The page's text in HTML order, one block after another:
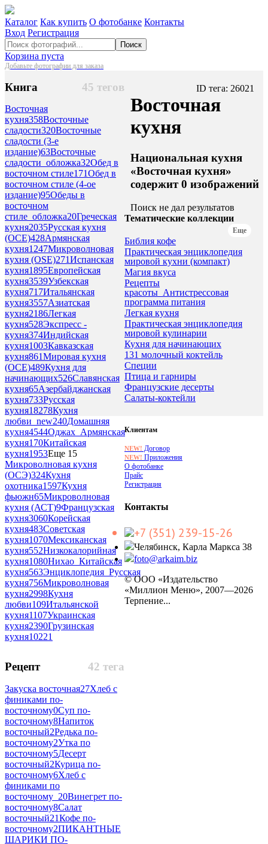
Каталог Как купить О фотобанке Контакты
Вход Регистрация
Поиск
Корзина пуста
Добавьте фотографии для заказа
45 тегов
Книга
Восточная
кухня358Восточные
сладости320Восточные
сладости (3-е
издание)63Восточные
сладости_обложка32Обед в
восточном стиле171Обед в
восточном стиле (4-ое
издание)95Обеды в
восточном
стиле_обложка20Греческая
кухня2035Русская кухня
(ОСЕ)428Армянская
кухня1247Микроволновая
кухня (OSE)271Испанская
кухня1895Европейская
кухня3539Узбекская
кухня717Итальянская
кухня3557Азиатская
кухня2186Легкая
кухня528Экспресс -
кухня374Индийская
кухня1003Кавказская
кухня861Мировая кухня
(ОСЕ)489Кухня для
начинающих526Славянская
кухня65Азербайджанская
кухня733Русская
кухня18278Кухня
любви_new240Домашняя
кухня4544Оджах_Армянская
кухня170Китайская
кухня1953Еще 15
Микроволновая кухня
(ОСЭ)324Кухня
охотника1597Кухня
фьюжн65Микроволновая
кухня (АСТ)9Французская
кухня3060Корейская
кухня483Советская
кухня1070Мексиканская
кухня552Низкокалорийная
кухня1080Нихао_Китайская
кухня563Энциклопедия_Русская
кухня756Микроволновая
кухня2998Кухня
любви109Итальянской
кухня1107Украинская
кухня2390Грузинская
кухня10221
42 тега
Рецепт
Закуска восточная27Хлеб с
финиками по-
восточному0Суп по-
восточному8Напиток
восточный2Редька по-
восточному2Утка по
восточному5Десерт
восточный2Курица по-
восточному6Хлеб с
финиками по
восточному_20Винегрет по-
восточному8Салат
восточный21Кофе по-
восточному2ПИКАНТНЫЕ
ШАРИКИ ПО-
ID тега: 26021
Восточная
кухня
Национальная кухня
«Восточная кухня»
содержит 0 изображений
Поиск не дал результатов
Тематические коллекции
Еще
Библия кофе
Практическая энциклопедия
мировой кухни (компакт)
Магия вкуса
Рецепты
красоты_Антистрессовая
программа питания
Легкая кухня
Практическая энциклопедия
мировой кулинарии
Кухня для начинающих
131 молочный коктейль
Специи
Птица и гарниры
Французские десерты
Салаты-коктейли
Клиентам
NEW! Договор
NEW! Приложения
О фотобанке
Прайс
Регистрация
Контакты
+7 (351) 239-15-26
Челябинск, Карла Маркса 38
foto@arkaim.biz
© ООО «Издательство
«Миллион Меню», 2007—2026
Терпение...